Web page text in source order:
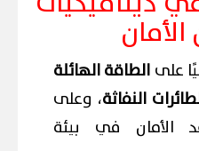
على الطاقة الهائلة
النفاثة، وعلى
الأمان في بيئة